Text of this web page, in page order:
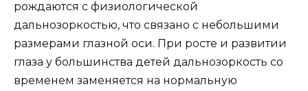
рождаются с физиологической
дальнозоркостью, что связано с небольшими
размерами глазной оси. При росте и развитии
глаза у большинства детей дальнозоркость со
временем заменяется на нормальную